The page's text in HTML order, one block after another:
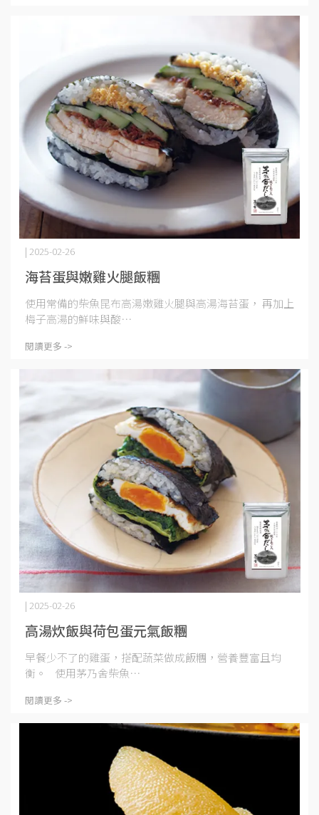
海苔蛋與嫩雞火腿飯糰
| 2025-02-26
使用常備的柴魚昆布高湯嫩雞火腿與高湯海苔蛋， 再加上
梅子高湯的鮮味與酸⋯
閱讀更多 ->
高湯炊飯與荷包蛋元氣飯糰
| 2025-02-26
早餐少不了的雞蛋，搭配蔬菜做成飯糰，營養豐富且均
衡。 使用茅乃舍柴魚⋯
閱讀更多 ->